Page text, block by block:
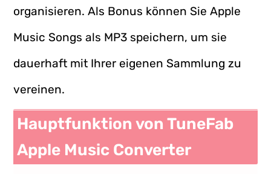
organisieren. Als Bonus können Sie Apple
Music Songs als MP3 speichern, um sie
dauerhaft mit Ihrer eigenen Sammlung zu
vereinen.
Hauptfunktion von TuneFab
Apple Music Converter